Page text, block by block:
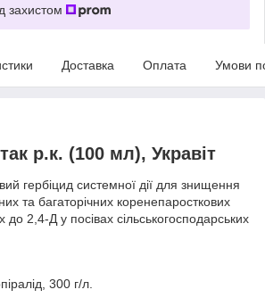
захистом
Доставка Оплата Умови
р.к. (100 мл), Укравіт
гербіцид системної дії для знищення
та багаторічних коренепаросткових
до 2,4-Д у посівах сільськогосподарських
300 г/л.